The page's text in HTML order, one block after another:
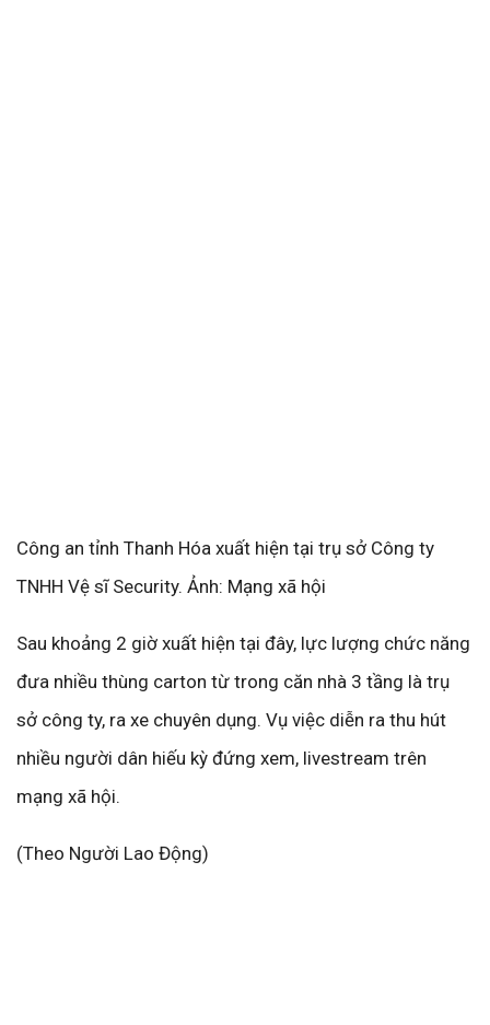
Công an tỉnh Thanh Hóa xuất hiện tại trụ sở Công ty
TNHH Vệ sĩ Security. Ảnh: Mạng xã hội
Sau khoảng 2 giờ xuất hiện tại đây, lực lượng chức năng
đưa nhiều thùng carton từ trong căn nhà 3 tầng là trụ
sở công ty, ra xe chuyên dụng. Vụ việc diễn ra thu hút
nhiều người dân hiếu kỳ đứng xem, livestream trên
mạng xã hội.
(Theo Người Lao Động)